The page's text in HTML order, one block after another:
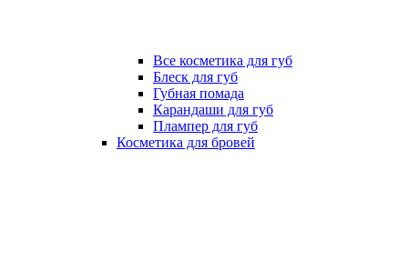
Все косметика для губ
Блеск для губ
Губная помада
Карандаши для губ
Плампер для губ
Косметика для бровей